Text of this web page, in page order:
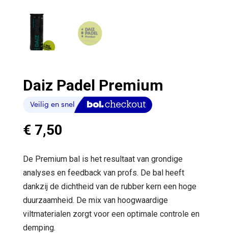
Daiz Padel Premium
€7,50
De Premium bal is het resultaat van grondige
analyses en feedback van profs. De bal heeft
dankzij de dichtheid van de rubber kern een hoge
duurzaamheid. De mix van hoogwaardige
viltmaterialen zorgt voor een optimale controle en
demping.